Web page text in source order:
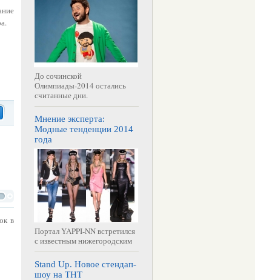
в
До сочинской
Олимпиады-2014 остались
считанные дни.
Мнение эксперта:
Модные тенденции 2014
года
Портал YAPPI-NN встретился
с известным нижегородским
Stand Up. Новое стендап-
шоу на ТНТ